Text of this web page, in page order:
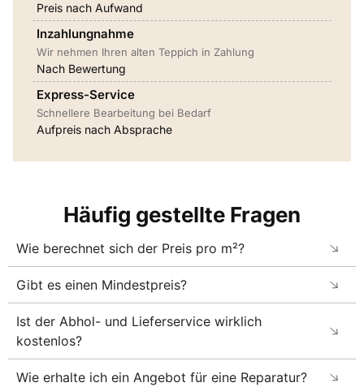
Preis nach Aufwand
Inzahlungnahme
Wir nehmen Ihren alten Teppich in Zahlung
Nach Bewertung
Express-Service
Schnellere Bearbeitung bei Bedarf
Aufpreis nach Absprache
Häufig gestellte Fragen
Wie berechnet sich der Preis pro m²?
Gibt es einen Mindestpreis?
Ist der Abhol- und Lieferservice wirklich
kostenlos?
Wie erhalte ich ein Angebot für eine Reparatur?